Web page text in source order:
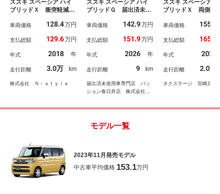
スズキ スペーシア ハイ
ブリッドＸ 衝突軽減
ＬＥＤ ドラレコ ＥＴ
シートヒーター ＳＤナ
ート フルフラット ス
マートキー・プッシュス
タート Ｗエアコン ブ
ルートゥース
車両価格 128.4万円
支払総額 129.6万円
年式 2018 年
走行距離 3.0万 km
株式会社 Ｎ－ｓｔｙｌｅ
スズキ スペーシア ハイ
ブリッドＧ 届出済未使
ア 衝突被害軽減ブレー
スマートキー 電動格納
グストップ 横滑り防止
機能 光軸調整機能 ベ
ンチシート ＬＥＤヘッ
ドライト
車両価格 142.9万円
支払総額 151.9万円
年式 2026 年
走行距離 9 km
届出済未使用車専門店 パッ
ション春日井店 株式会社パ
スズキ スペーシア
ブリッドＸ 両側電
被害軽減システム
ラレコ コーナーセ
トインＥＴＣ 車線
警報 オートライ
ートエアコン Ｂｌ
ｔｏｏｔｈ
車両価格 155.4
支払総額 165.9
年式 2023
走行距離 2.0万
ネクステージ 宮崎北店
モデル一覧
2023年11月発売モデル
中古車平均価格 153.1万円